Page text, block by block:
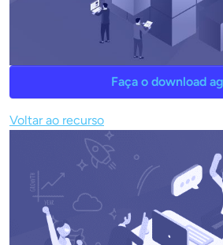
Faça o download
Voltar ao recurso